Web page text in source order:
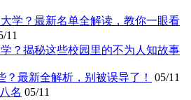
学？最新名单全解读，教你一眼看
11
？揭秘这些校园里的不为人知故事
？最新全解析，别被误导了！
05/11
名 05/11